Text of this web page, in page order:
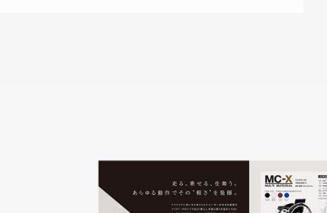
制作サポートシステム「ウェブサポ」 サービスサ